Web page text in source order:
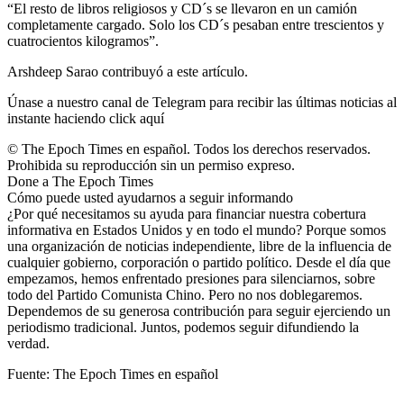
“El resto de libros religiosos y CD´s se llevaron en un camión
completamente cargado. Solo los CD´s pesaban entre trescientos y
cuatrocientos kilogramos”.
Arshdeep Sarao contribuyó a este artículo.
Únase a nuestro canal de Telegram para recibir las últimas noticias al
instante haciendo click aquí
© The Epoch Times en español. Todos los derechos reservados.
Prohibida su reproducción sin un permiso expreso.
Done a The Epoch Times
Cómo puede usted ayudarnos a seguir informando
¿Por qué necesitamos su ayuda para financiar nuestra cobertura
informativa en Estados Unidos y en todo el mundo? Porque somos
una organización de noticias independiente, libre de la influencia de
cualquier gobierno, corporación o partido político. Desde el día que
empezamos, hemos enfrentado presiones para silenciarnos, sobre
todo del Partido Comunista Chino. Pero no nos doblegaremos.
Dependemos de su generosa contribución para seguir ejerciendo un
periodismo tradicional. Juntos, podemos seguir difundiendo la
verdad.
Fuente: The Epoch Times en español